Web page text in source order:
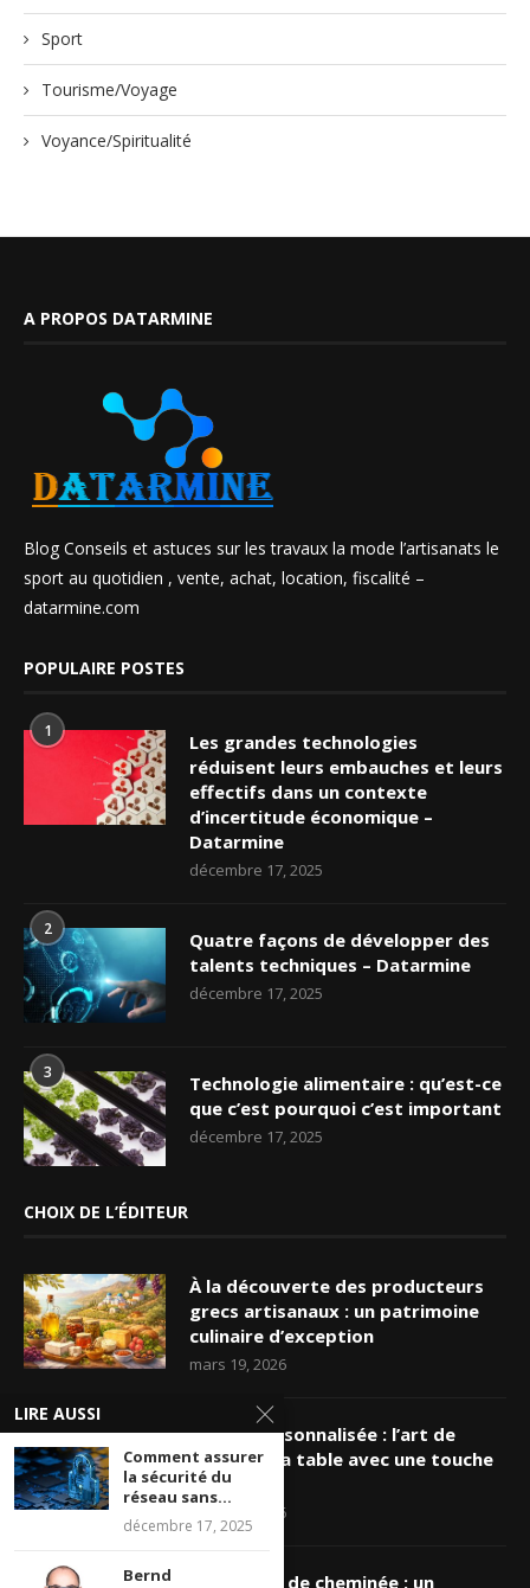
Sport
Tourisme/Voyage
Voyance/Spiritualité
A PROPOS DATARMINE
Blog Conseils et astuces sur les travaux la mode l’artisanats le
sport au quotidien , vente, achat, location, fiscalité –
datarmine.com
POPULAIRE POSTES
1
Les grandes technologies
réduisent leurs embauches et leurs
effectifs dans un contexte
d’incertitude économique –
Datarmine
décembre 17, 2025
2
Quatre façons de développer des
talents techniques – Datarmine
décembre 17, 2025
3
Technologie alimentaire : qu’est-ce
que c’est pourquoi c’est important
décembre 17, 2025
CHOIX DE L’ÉDITEUR
À la découverte des producteurs
grecs artisanaux : un patrimoine
culinaire d’exception
mars 19, 2026
Nappe personnalisée : l’art de
sublimer sa table avec une touche
unique
mars 16, 2026
Ramonage de cheminée : un
LIRE AUSSI
Comment assurer
la sécurité du
réseau sans...
décembre 17, 2025
Bernd